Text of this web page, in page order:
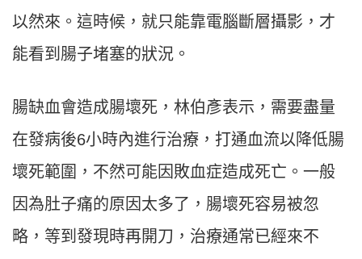
以然來。這時候，就只能靠電腦斷層攝影，才
能看到腸子堵塞的狀況。
腸缺血會造成腸壞死，林伯彥表示，需要盡量
在發病後6小時內進行治療，打通血流以降低腸
壞死範圍，不然可能因敗血症造成死亡。一般
因為肚子痛的原因太多了，腸壞死容易被忽
略，等到發現時再開刀，治療通常已經來不